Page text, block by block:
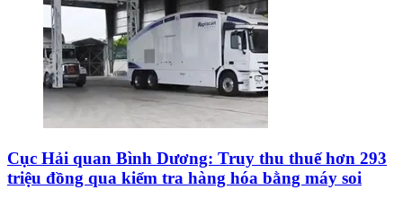
Cục Hải quan Bình Dương: Truy thu thuế hơn 293
triệu đồng qua kiểm tra hàng hóa bằng máy soi